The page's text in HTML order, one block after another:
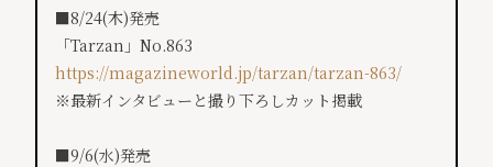
■8/24(木)発売
「Tarzan」No.863
https://magazineworld.jp/tarzan/tarzan-863/
※最新インタビューと撮り下ろしカット掲載
■9/6(水)発売